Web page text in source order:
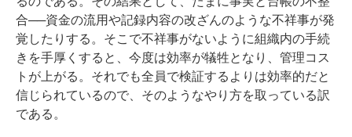
合──資金の流用や記録内容の改ざんのような不祥事が発
覚したりする。そこで不祥事がないように組織内の手続
きを手厚くすると、今度は効率が犠牲となり、管理コス
トが上がる。それでも全員で検証するよりは効率的だと
信じられているので、そのようなやり方を取っている訳
である。